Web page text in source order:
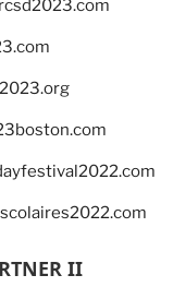
II